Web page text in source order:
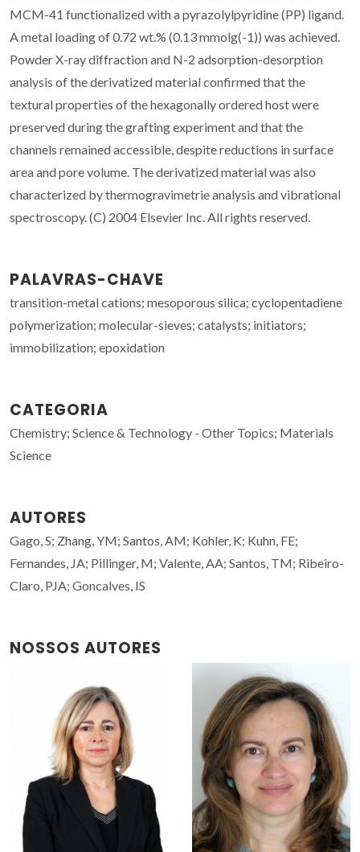
MCM-41 functionalized with a pyrazolylpyridine (PP) ligand.
A metal loading of 0.72 wt.% (0.13 mmolg(-1)) was achieved.
Powder X-ray diffraction and N-2 adsorption-desorption
analysis of the derivatized material confirmed that the
textural properties of the hexagonally ordered host were
preserved during the grafting experiment and that the
channels remained accessible, despite reductions in surface
area and pore volume. The derivatized material was also
characterized by thermogravimetrie analysis and vibrational
spectroscopy. (C) 2004 Elsevier Inc. All rights reserved.
PALAVRAS-CHAVE
transition-metal cations; mesoporous silica; cyclopentadiene
polymerization; molecular-sieves; catalysts; initiators;
immobilization; epoxidation
CATEGORIA
Chemistry; Science & Technology - Other Topics; Materials
Science
AUTORES
Gago, S; Zhang, YM; Santos, AM; Kohler, K; Kuhn, FE;
Fernandes, JA; Pillinger, M; Valente, AA; Santos, TM; Ribeiro-
Claro, PJA; Goncalves, IS
NOSSOS AUTORES